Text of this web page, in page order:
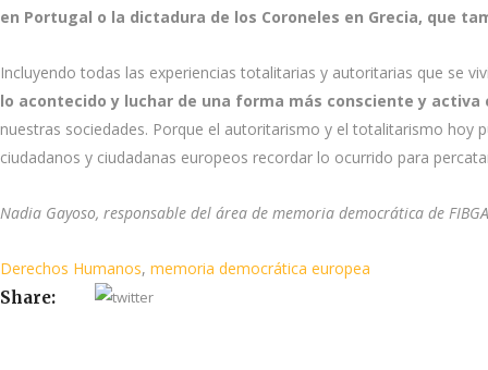
en Portugal o la dictadura de los Coroneles en Grecia, que
Incluyendo todas las experiencias totalitarias y autoritarias que se
lo acontecido y luchar de una forma más consciente y
nuestras sociedades. Porque el autoritarismo y el totalitarismo
ciudadanos y ciudadanas europeos recordar lo ocurrido para
Nadia Gayoso, responsable del área de memoria democrática de
Derechos Humanos, memoria democrática europea
Share: